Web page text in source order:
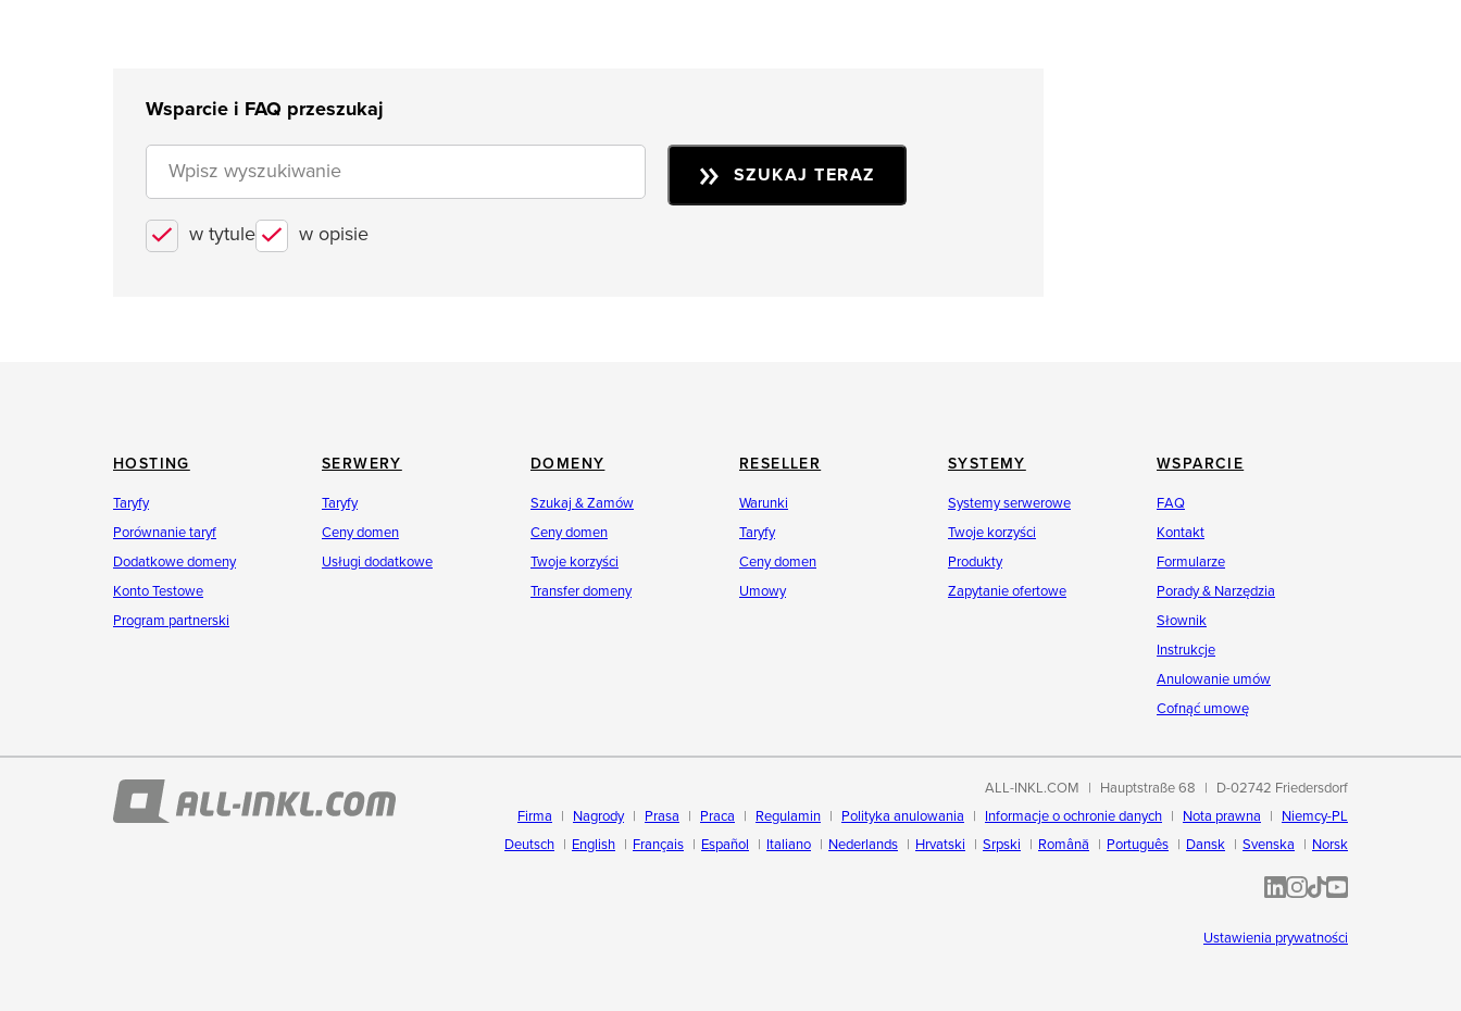
Wsparcie i FAQ przeszukaj
w tytule w opisie
SZUKAJ TERAZ
HOSTING
Taryfy
Porównanie taryf
Dodatkowe domeny
Konto Testowe
Program partnerski
SERWERY
Taryfy
Ceny domen
Usługi dodatkowe
DOMENY
Szukaj & Zamów
Ceny domen
Twoje korzyści
Transfer domeny
RESELLER
Warunki
Taryfy
Ceny domen
Umowy
SYSTEMY
Systemy serwerowe
Twoje korzyści
Produkty
Zapytanie ofertowe
WSPARCIE
FAQ
Kontakt
Formularze
Porady & Narzędzia
Słownik
Instrukcje
Anulowanie umów
Cofnąć umowę
ALL-INKL.COM Hauptstraße 68
D-02742 Friedersdorf
Firma
Nagrody Prasa Praca Regulamin Polityka anulowania Informacje o ochronie danych Nota prawna
Niemcy-PL
Deutsch
English Français Español Italiano Nederlands Hrvatski Srpski Română Português Dansk Svenska Norsk
ALL-INKL.COM | LinkedIn
ALL-INKL.COM • Instagram
ALL-INKL.COM | TikTok
ALLINKL.COM -
Ustawienia prywatności